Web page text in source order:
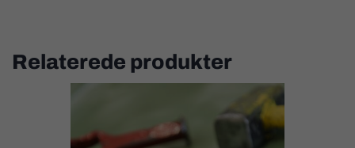
Relaterede produkter